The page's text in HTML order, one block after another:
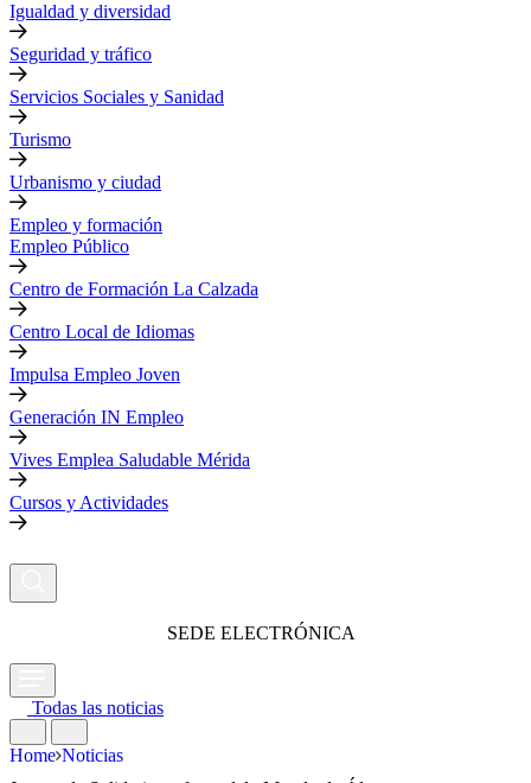
Igualdad y diversidad
Seguridad y tráfico
Servicios Sociales y Sanidad
Turismo
Urbanismo y ciudad
Empleo y formación
Empleo Público
Centro de Formación La Calzada
Centro Local de Idiomas
Impulsa Empleo Joven
Generación IN Empleo
Vives Emplea Saludable Mérida
Cursos y Actividades
SEDE ELECTRÓNICA
Todas las noticias
Home Noticias